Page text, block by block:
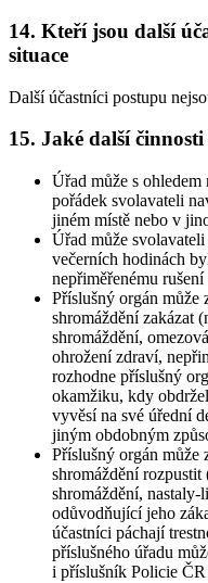
14. Kteří jsou další
situace
Další účastníci postupu
15. Jaké další
Úřad může s
pořádek svolavateli
jiném místě nebo v
Úřad může
večerních hodinách
nepřiměřenému
Příslušný orgán může
shromáždění zakázat
shromáždění,
ohrožení zdraví,
rozhodne příslušný
okamžiku, kdy
vyvěsí na své úřední
jiným obdobným
Příslušný orgán může
shromáždění rozpustit
shromáždění,
odůvodňující jeho
účastníci páchají
příslušného úřadu
i příslušník Policie ČR